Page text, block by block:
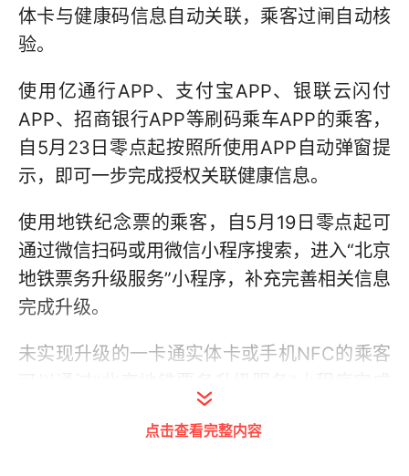
体卡与健康码信息自动关联，乘客过闸自动核
验。
使用亿通行APP、支付宝APP、银联云闪付
APP、招商银行APP等刷码乘车APP的乘客，
自5月23日零点起按照所使用APP自动弹窗提
示，即可一步完成授权关联健康信息。
使用地铁纪念票的乘客，自5月19日零点起可
通过微信扫码或用微信小程序搜索，进入“北京
地铁票务升级服务”小程序，补充完善相关信息
完成升级。
未实现升级的一卡通实体卡或手机NFC的乘客
点击查看完整内容